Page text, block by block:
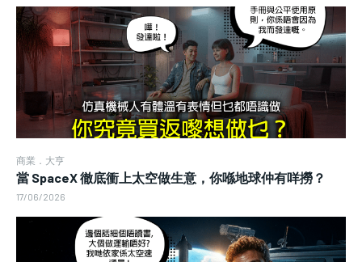
商業．大亨
當 SpaceX 徹底衝上太空做生意，你喺地球仲有咩撈？
17/06/2026